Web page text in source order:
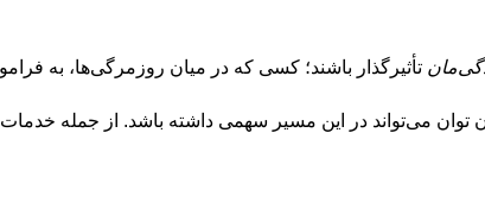
تأثیرگذار باشند؛ کسی که در میان روزمرگی‌ها، به
توان می‌تواند در این مسیر سهمی داشته باشد. از جمله